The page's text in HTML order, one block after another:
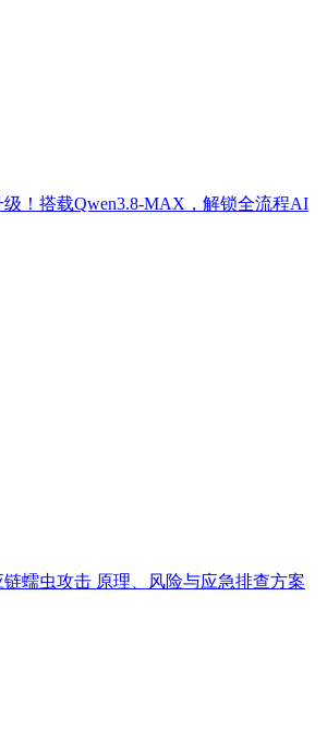
！搭载Qwen3.8-MAX，解锁全流程AI
链蠕虫攻击 原理、风险与应急排查方案